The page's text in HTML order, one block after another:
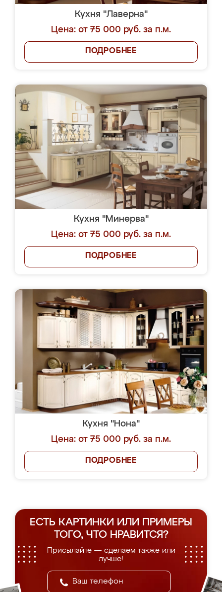
Кухня "Лаверна"
Цена: от 75 000 руб. за п.м.
ПОДРОБНЕЕ
Кухня "Минерва"
Цена: от 75 000 руб. за п.м.
ПОДРОБНЕЕ
Кухня "Нона"
Цена: от 75 000 руб. за п.м.
ПОДРОБНЕЕ
ЕСТЬ КАРТИНКИ ИЛИ ПРИМЕРЫ
ТОГО, ЧТО НРАВИТСЯ?
Присылайте — сделаем также или
лучше!